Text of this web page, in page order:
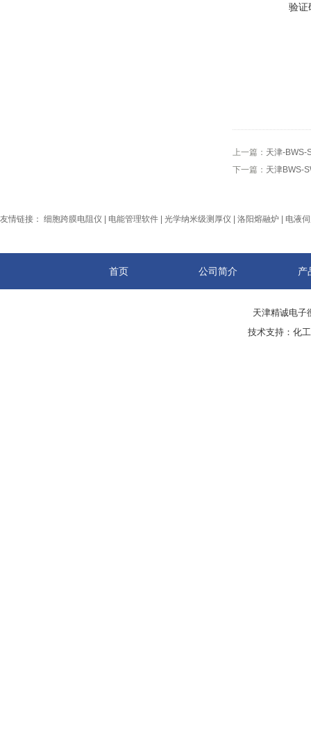
验证
上一篇： 天津-BWS-
下一篇： 天津BWS-
友情链接： 细胞跨膜电阻仪 电能管理软件 光学纳米级测厚仪 洛阳熔融炉 电液
首页 公司简介 产
天津精诚电
技术支持： 化